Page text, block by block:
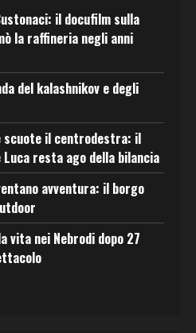
il docufilm sulla
la raffineria negli anni
del kalashnikov e degli
scuote il centrodestra: il
resta ago della bilancia
avventura: il borgo
vita nei Nebrodi dopo 27